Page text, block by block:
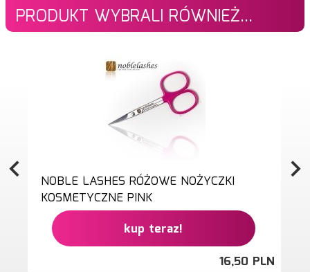
PRODUKT WYBRALI RÓWNIEŻ...
NOBLE LASHES RÓŻOWE NOŻYCZKI
KOSMETYCZNE PINK
kup teraz!
16,50 PLN